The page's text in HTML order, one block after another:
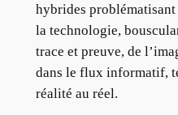
hybrides
la technologie,
trace et preuve, de
dans le flux informatif,
réalité au réel.